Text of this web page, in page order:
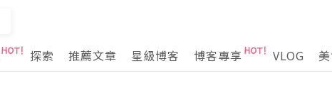
探索 推薦文章 星級博客 博客專享 VLOG